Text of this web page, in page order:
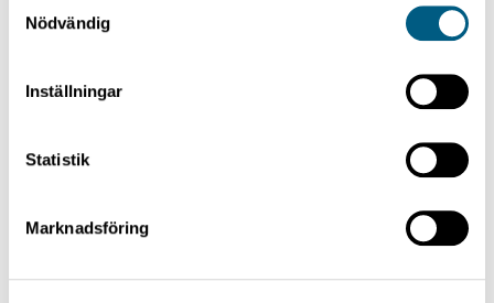
Nödvändig
Inställningar
Statistik
Marknadsföring
Trimmer, ElectroSinus